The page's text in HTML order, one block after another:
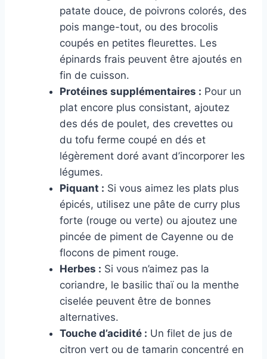
patate douce, de poivrons colorés, des
pois mange-tout, ou des brocolis
coupés en petites fleurettes. Les
épinards frais peuvent être ajoutés en
fin de cuisson.
Protéines supplémentaires : Pour un
plat encore plus consistant, ajoutez
des dés de poulet, des crevettes ou
du tofu ferme coupé en dés et
légèrement doré avant d’incorporer les
légumes.
Piquant : Si vous aimez les plats plus
épicés, utilisez une pâte de curry plus
forte (rouge ou verte) ou ajoutez une
pincée de piment de Cayenne ou de
flocons de piment rouge.
Herbes : Si vous n’aimez pas la
coriandre, le basilic thaï ou la menthe
ciselée peuvent être de bonnes
alternatives.
Touche d’acidité : Un filet de jus de
citron vert ou de tamarin concentré en